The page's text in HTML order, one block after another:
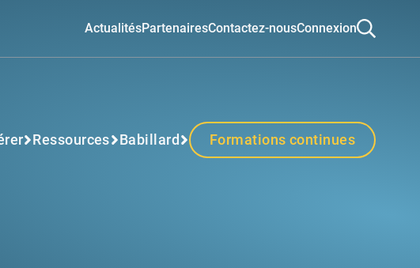
ActualitésPartenairesContactez-nousConnexion
Ressources Babillard Formations continues